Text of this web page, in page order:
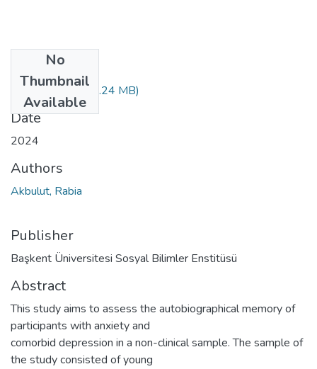
No
Thumbnail
Available
10616427.pdf(2.24 MB)
Date
2024
Authors
Akbulut, Rabia
Publisher
Başkent Üniversitesi Sosyal Bilimler Enstitüsü
Abstract
This study aims to assess the autobiographical memory of
participants with anxiety and
comorbid depression in a non-clinical sample. The sample of
the study consisted of young